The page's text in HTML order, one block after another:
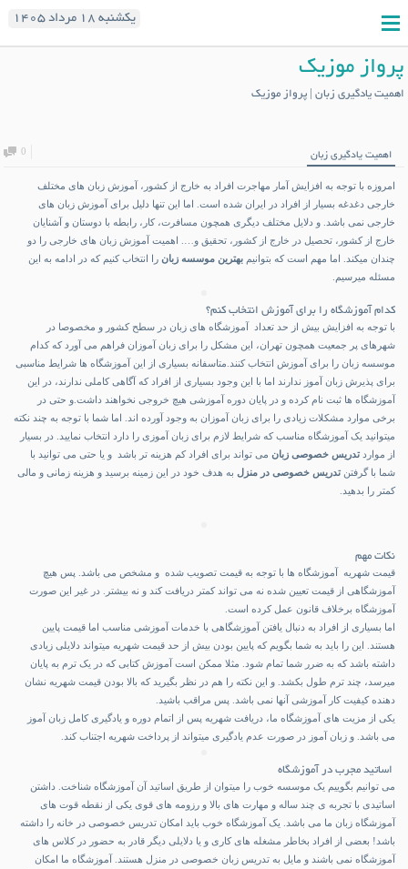
یکشنبه ۱۸ مرداد ۱۴۰۵
پرواز موزیک
اهمیت یادگیری زبان | پرواز موزیک
اهمیت یادگیری زبان 0
امروزه با توجه به افزایش آمار مهاجرت افراد به خارج از کشور، آموزش زبان های مختلف
خارجی دغدغه بسیار از افراد در ایران شده است. اما این تنها دلیل برای آموزش زبان های
خارجی نمی باشد. و دلایل مختلف دیگری همچون مسافرت، کار، رابطه با دوستان و آشنایان
خارج از کشور، تحصیل در خارج از کشور، تحقیق و…. اهمیت آموزش زبان های خارجی را دو
چندان میکند. اما مهم است که بتوانیمبهترین موسسه زبان را انتخاب کنیم که در ادامه به این
مسئله میرسیم.
کدام آموزشگاه را برای آموزش انتخاب کنم؟
با توجه به افزایش بیش از حد تعداد آموزشگاه های زبان در سطح کشور و مخصوصا در
شهرهای پر جمعیت همچون تهران، این مشکل را برای زبان آموزان فراهم می آورد که کدام
موسسه زبان را برای آموزش انتخاب کنند.متاسفانه بسیاری از این آموزشگاه ها شرایط مناسبی
برای پذیرش زبان آموز ندارند اما با این وجود بسیاری از افراد که آگاهی کاملی ندارند، در این
آموزشگاه ها ثبت نام کرده و در پایان دوره آموزشی هیچ خروجی نخواهند داشت.و حتی در
برخی موارد مشکلات زیادی را برای زبان آموزان به وجود آورده اند. اما شما با توجه به چند نکته
میتوانید یک آموزشگاه مناسب که شرایط لازم برای زبان آموزی را دارد انتخاب نمایید. در بسیار
از موارد تدریس خصوصی زبان می تواند برای افراد کم هزینه تر باشد و یا حتی می توانید با
شما با گرفتنتدریس خصوصی در منزل به هدف خود در این زمینه برسید و هزینه زمانی و مالی
کمتر را بدهید.
نکات مهم
قیمت شهریه آموزشگاه ها با توجه به قیمت تصویب شده و مشخص می باشد. پس هیچ
آموزشگاهی از قیمت تعیین شده نه می تواند کمتر دریافت کند و نه بیشتر. در غیر این صورت
آموزشگاه برخلاف قانون عمل کرده است.
اما بسیاری از افراد به دنبال یافتن آموزشگاهی با خدمات آموزشی مناسب اما قیمت پایین
هستند. این را باید به شما بگویم که پایین بودن بیش از حد قیمت شهریه میتواند دلایلی زیادی
داشته باشد که به ضرر شما تمام شود. مثلا ممکن است آموزش کتابی که در یک ترم به پایان
میرسد، چند ترم طول بکشد. و این نکته را هم در نظر بگیرید که بالا بودن قیمت شهریه نشان
دهنده کیفیت کار آموزشی آنها نمی باشد. پس مراقب باشید.
یکی از مزیت های آموزشگاه ما، دریافت شهریه پس از اتمام دوره و یادگیری کامل زبان آموز
می باشد. و زبان آموز در صورت عدم یادگیری میتواند از پرداخت شهریه اجتناب کند.
اساتید مجرب در آموزشگاه
می توانیم بگوییم یک موسسه خوب را میتوان از طریق اساتید آن آموزشگاه شناخت. داشتن
اساتیدی با تجربه ی چند ساله و مهارت های بالا و رزومه های قوی یکی از نقطه قوت های
آموزشگاه زبان ما می باشد. یک آموزشگاه خوب باید امکان تدریس خصوصی در خانه را داشته
باشد! بعضی از افراد بخاطر مشغله های کاری و یا دلایلی دیگر قادر به حضور در کلاس های
آموزشگاه نمی باشند و مایل به تدریس زبان خصوصی در منزل هستند. آموزشگاه ما امکان